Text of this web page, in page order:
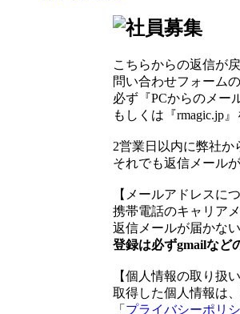
こちらからの返信が
問い合わせフォーム
必ず『PCからのメー
もしくは『rmagic.jp
2営業日以内に弊社か
それでも返信メール
【メールアドレスにつ
携帯電話のキャリア
返信メールが届かな
登録は必ずgmailなど
【個人情報の取り扱
取得した個人情報は
「 プライバシーポリ